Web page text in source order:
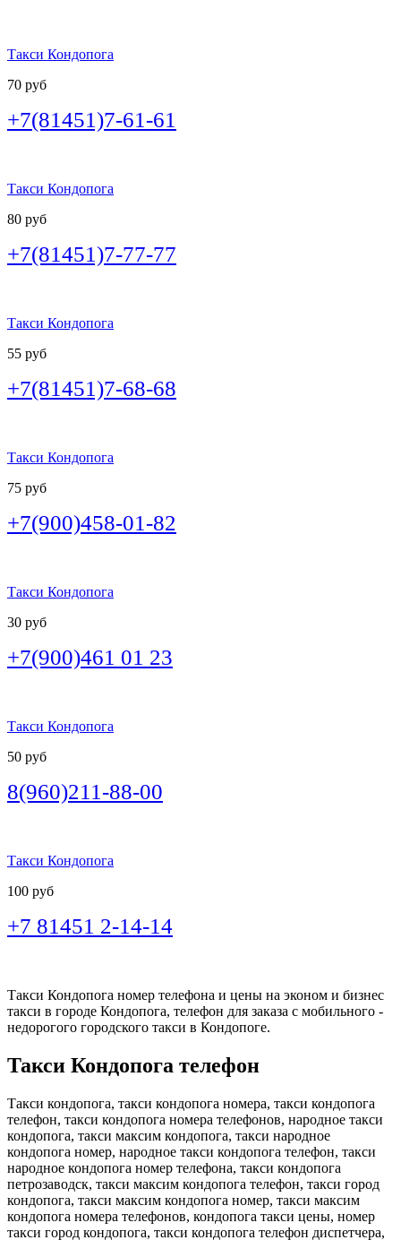
Такси Кондопога
70 руб
+7(81451)7-61-61
Такси Кондопога
80 руб
+7(81451)7-77-77
Такси Кондопога
55 руб
+7(81451)7-68-68
Такси Кондопога
75 руб
+7(900)458-01-82
Такси Кондопога
30 руб
+7(900)461 01 23
Такси Кондопога
50 руб
8(960)211-88-00
Такси Кондопога
100 руб
+7 81451 2-14-14
Такси Кондопога номер телефона и цены на эконом и бизнес
такси в городе Кондопога, телефон для заказа с мобильного -
недорогого городского такси в Кондопоге.
Такси Кондопога телефон
Такси кондопога, такси кондопога номера, такси кондопога
телефон, такси кондопога номера телефонов, народное такси
кондопога, такси максим кондопога, такси народное
кондопога номер, народное такси кондопога телефон, такси
народное кондопога номер телефона, такси кондопога
петрозаводск, такси максим кондопога телефон, такси город
кондопога, такси максим кондопога номер, такси максим
кондопога номера телефонов, кондопога такси цены, номер
такси город кондопога, такси кондопога телефон диспетчера,